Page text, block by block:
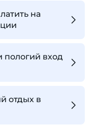
на
пологий вход
отдых в